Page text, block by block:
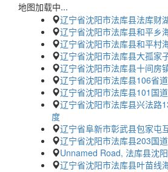
地图加载中...
辽宁省沈阳市法库县法库财
辽宁省沈阳市法库县和平乡
辽宁省沈阳市法库县和平村
辽宁省沈阳市法库县大孤家
辽宁省沈阳市法库县十间房
辽宁省沈阳市法库县106省
辽宁省沈阳市法库县101国
辽宁省沈阳市法库县兴法路
度
辽宁省阜新市彰武县包家屯
辽宁省沈阳市法库县203国
Unnamed Road, 法库县沈
辽宁省沈阳市法库县叶苗线